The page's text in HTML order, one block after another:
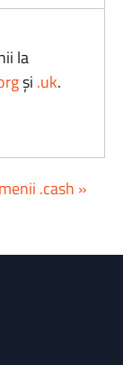
la
și .uk.
.cash »